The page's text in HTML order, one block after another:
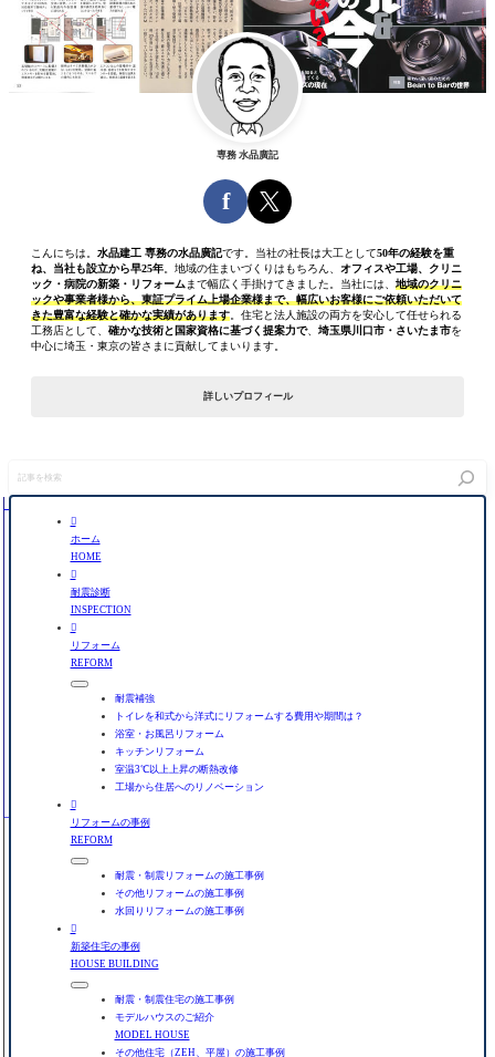
専務 水品廣記
f
こんにちは。 水品建工 専務の水品廣記です。当社の社長は大工として50年の経験を重
ね、当社も設立から早25年 。地域の住まいづくりはもちろん、 オフィスや工場、クリニ
ック・病院の新築・リフォーム まで幅広く手掛けてきました。当社には、 地域のクリニ
ックや事業者様から、東証プライム上場企業様まで、幅広いお客様にご依頼いただいて
きた豊富な経験と確かな実績があります 。住宅と法人施設の両方を安心して任せられる
工務店として、 確かな技術と国家資格に基づく提案力で、 埼玉県川口市・さいたま市を
中心に埼玉・東京の皆さまに貢献してまいります。
詳しいプロフィール
を
検

ホーム
HOME

耐震診断
INSPECTION

リフォーム
REFORM
耐震補強
トイレを和式から洋式にリフォームする費用や期間は？
浴室・お風呂リフォーム
キッチンリフォーム
室温3℃以上上昇の断熱改修
工場から住居へのリノベーション

リフォームの事例
REFORM
耐震・制震リフォームの施工事例
その他リフォームの施工事例
水回りリフォームの施工事例

新築住宅の事例
HOUSE BUILDING
耐震・制震住宅の施工事例
モデルハウスのご紹介
MODEL HOUSE
その他住宅（ZEH、平屋）の施工事例